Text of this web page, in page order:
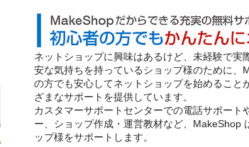
ネットショップに興味はあるけど、未経験で実
安な気持ちを持っているショップ様のために、
の方でも安心してネットショップを始めること
ざまなサポートを提供しています。
カスタマーサポートセンターでの電話サポート
ー、ショップ作成・運営教材など、MakeShop
ップ様をサポートします。